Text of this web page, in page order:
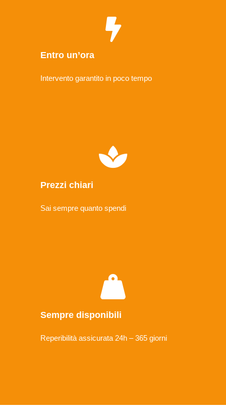
Entro un’ora
Intervento garantito in poco tempo
Prezzi chiari
Sai sempre quanto spendi
Sempre disponibili
Reperibilità assicurata 24h – 365 giorni